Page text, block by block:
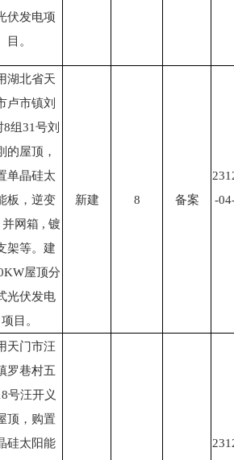
伏发电项
目。
湖北省天
卢市镇刘
8组31号刘
的屋顶，
单晶硅太
板，逆变
网箱 , 镀
架等。建
屋顶分
光伏发电
项目。
新建 8 备案
-
天门市汪
罗巷村五
号汪开义
顶，购置
硅太阳能